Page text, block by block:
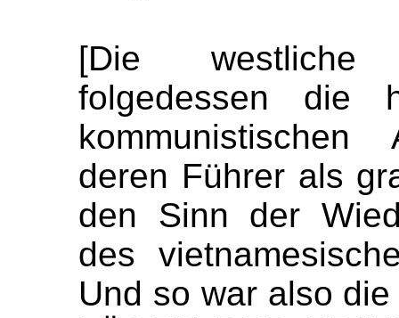
[Die westliche
folgedessen die
deren Führer als
den Sinn der
des
Und so war also